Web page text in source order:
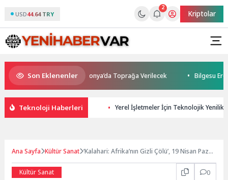
USD44.64 TRY
2
Kriptolar
Son Eklenenler
Kaybetti: Kuzey Makedonya’da Toprağa Verilecek Bilgesu Erenus
Teknoloji Haberleri Yerel İşletmeler İçin Teknolojik
Ana Sayfa Kültür Sanat ‘Kalahari: Afrika’nın Gizli Çölü’, 19 Nisan Pazar
Ekranlarında İzleyicilerle Buluşuyor!
Kültür Sanat 0